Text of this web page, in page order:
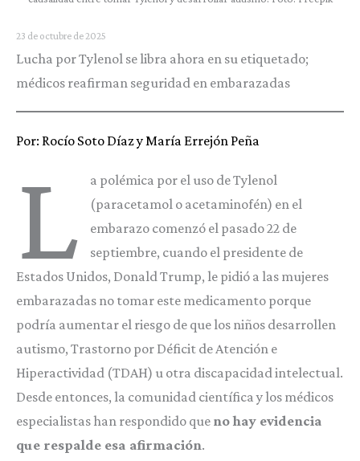
23 de octubre de 2025
Lucha por Tylenol se libra ahora en su etiquetado;
médicos reafirman seguridad en embarazadas
Por: Rocío Soto Díaz y María Errejón Peña
L
a polémica por el uso de Tylenol
(paracetamol o acetaminofén) en el
embarazo comenzó el pasado 22 de
septiembre, cuando el presidente de
Estados Unidos, Donald Trump, le pidió a las mujeres
embarazadas no tomar este medicamento porque
podría aumentar el riesgo de que los niños desarrollen
autismo, Trastorno por Déficit de Atención e
Hiperactividad (TDAH) u otra discapacidad intelectual.
Desde entonces, la comunidad científica y los médicos
especialistas han respondido que no hay evidencia
que respalde esa afirmación.